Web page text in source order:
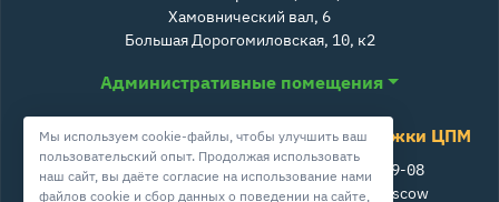
Хамовнический вал, 6
Большая Дорогомиловская, 10, к2
Административные помещения
Служба поддержки ЦПМ
+7 800 511-39-08
info@cpm.moscow
Мы используем cookie-файлы, чтобы улучшить ваш
пользовательский опыт. Продолжая использовать
наш сайт, вы даёте согласие на использование нами
файлов cookie и сбор данных о поведении на сайте,